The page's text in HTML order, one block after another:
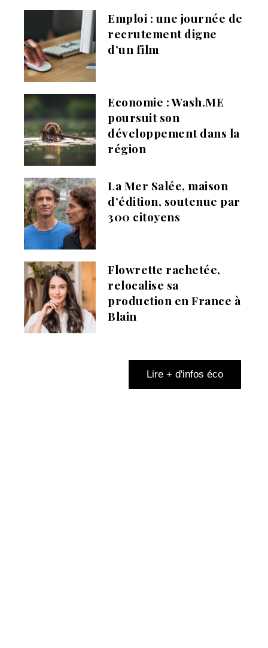
Emploi : une journée de
recrutement digne
d’un film
Economie : Wash.ME
poursuit son
développement dans la
région
La Mer Salée, maison
d’édition, soutenue par
300 citoyens
Flowrette rachetée,
relocalise sa
production en France à
Blain
Lire + d'infos éco